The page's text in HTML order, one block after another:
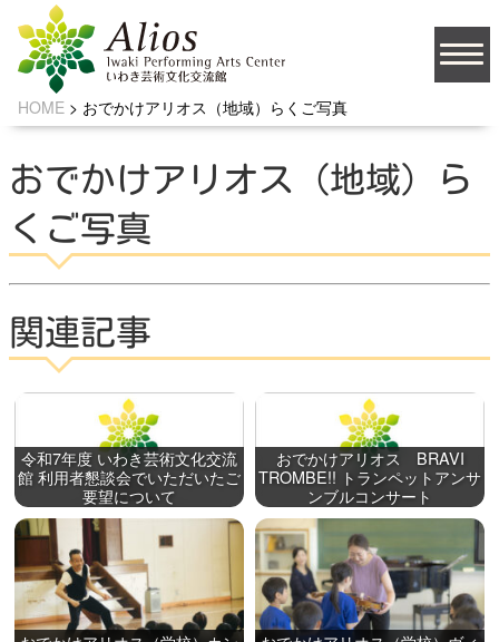
大
背景の色
ソーシャルメディア
お問い合わせ
よくある質問
HOME > おでかけアリオス（地域）らくご写真
おでかけアリオス（地域）ら
くご写真
関連記事
令和7年度 いわき芸術文化交流
館 利用者懇談会でいただいたご
要望について
おでかけアリオス BRAVI
TROMBE!! トランペットアンサ
ンブルコンサート